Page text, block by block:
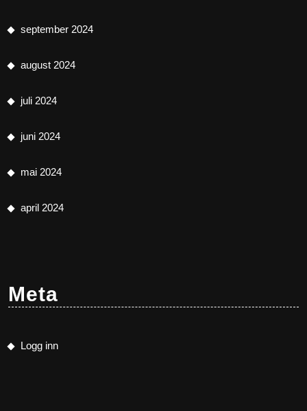
september 2024
august 2024
juli 2024
juni 2024
mai 2024
april 2024
Meta
Logg inn